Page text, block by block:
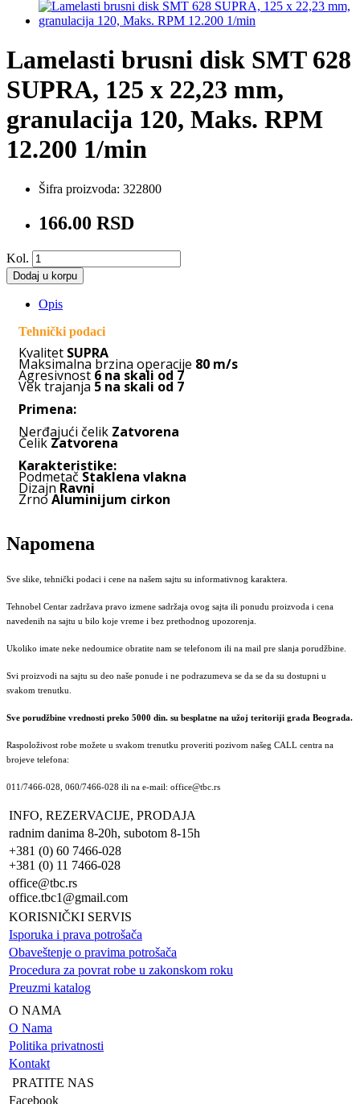
Lamelasti brusni disk SMT 628
SUPRA, 125 x 22,23 mm,
granulacija 120, Maks. RPM
12.200 1/min
Šifra proizvoda: 322800
166.00 RSD
Kol.
Dodaj u korpu
Opis
Tehnički podaci
Kvalitet SUPRA
Maksimalna brzina operacije 80 m/s
Agresivnost 6 na skali od 7
Vek trajanja 5 na skali od 7
Primena:
Nerđajući čelik Zatvorena
Čelik Zatvorena
Karakteristike:
Podmetač Staklena vlakna
Dizajn Ravni
Zrno Aluminijum cirkon
Napomena
Sve slike, tehnički podaci i cene na našem sajtu su informativnog karaktera.
Tehnobel Centar zadržava pravo izmene sadržaja ovog sajta ili ponudu proizvoda i cena
navedenih na sajtu u bilo koje vreme i bez prethodnog upozorenja.
Ukoliko imate neke nedoumice obratite nam se telefonom ili na mail pre slanja porudžbine.
Svi proizvodi na sajtu su deo naše ponude i ne podrazumeva se da se da su dostupni u
svakom trenutku.
Sve porudžbine vrednosti preko 5000 din. su besplatne na užoj teritoriji grada Beograda.
Raspoloživost robe možete u svakom trenutku proveriti pozivom našeg CALL centra na
brojeve telefona:
011/7466-028, 060/7466-028 ili na e-mail: office@tbc.rs
INFO, REZERVACIJE, PRODAJA
radnim danima 8-20h, subotom 8-15h
+381 (0) 60 7466-028
+381 (0) 11 7466-028
office@tbc.rs
office.tbc1@gmail.com
KORISNIČKI SERVIS
Isporuka i prava potrošača
Obaveštenje o pravima potrošača
Procedura za povrat robe u zakonskom roku
Preuzmi katalog
O NAMA
O Nama
Politika privatnosti
Kontakt
PRATITE NAS
Facebook